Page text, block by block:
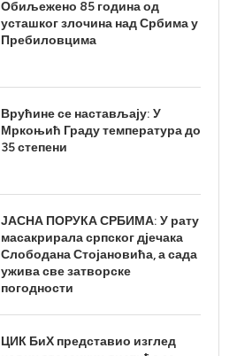
Обиљежено 85 година од
усташког злочина над Србима у
Пребиловцима
Врућине се настављају: У
Мркоњић Граду температура до
35 степени
ЈАСНА ПОРУКА СРБИМА: У рату
масакрирала српског дјечака
Слободана Стојановића, а сада
ужива све затворске
погодности
ЦИК БиХ представио изглед